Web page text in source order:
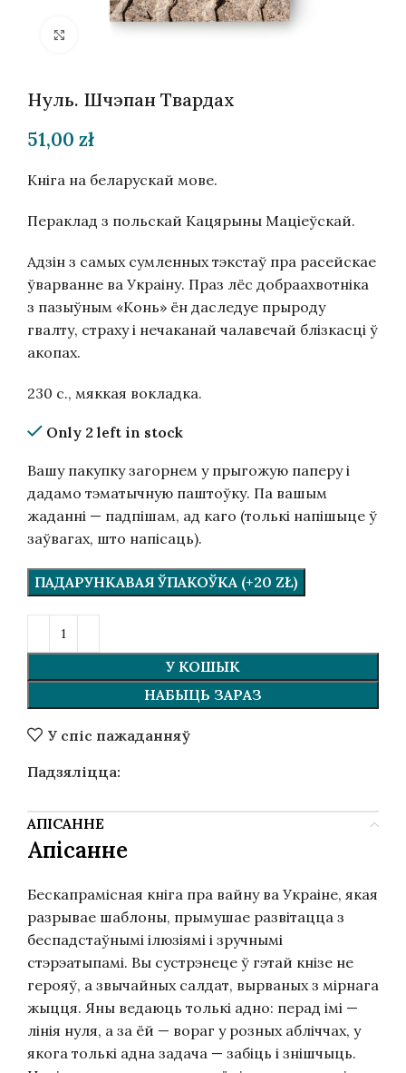
Націсніце, каб павялічыць
Нуль. Шчэпан Твардах
51,00 zł
Кніга на беларускай мове.
Пераклад з польскай Кацярыны Маціеўскай.
Адзін з самых сумленных тэкстаў пра расейскае
ўварванне ва Украіну. Праз лёс добраахвотніка
з пазыўным «Конь» ён даследуе прыроду
гвалту, страху і нечаканай чалавечай блізкасці ў
акопах.
230 с., мяккая вокладка.
Only 2 left in stock
Вашу пакупку загорнем у прыгожую паперу і
дадамо тэматычную паштоўку. Па вашым
жаданні — падпішам, ад каго (толькі напішыце ў
заўвагах, што напісаць).
ПАДАРУНКАВАЯ ЎПАКОЎКА (+20 ZŁ)
У КОШЫК
НАБЫЦЬ ЗАРАЗ
У спіс пажаданняў
Падзяліцца:
АПІСАННЕ
Апісанне
Бескапрамісная кніга пра вайну ва Украіне, якая
разрывае шаблоны, прымушае развітацца з
беспадстаўнымі ілюзіямі і зручнымі
стэрэатыпамі. Вы сустрэнеце ў гэтай кнізе не
герояў, а звычайных салдат, вырваных з мірнага
жыцця. Яны ведаюць толькі адно: перад імі —
лінія нуля, а за ёй — вораг у розных абліччах, у
якога толькі адна задача — забіць і знішчыць.